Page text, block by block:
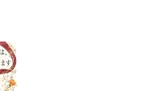
の高原まつり中止
4939円！喋りたいだけ
は旨い！ｗ」 ワイ「あ
ライブに決まって大炎